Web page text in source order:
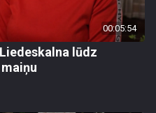
00:05:54
lūdz